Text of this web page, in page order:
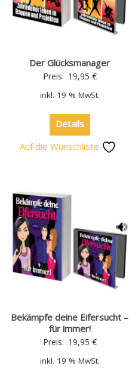
Der Glücksmanager
Preis: 19,95 €
inkl. 19 % MwSt.
Details
Auf die Wunschliste
Bekämpfe deine Eifersucht –
für immer!
Preis: 19,95 €
inkl. 19 % MwSt.